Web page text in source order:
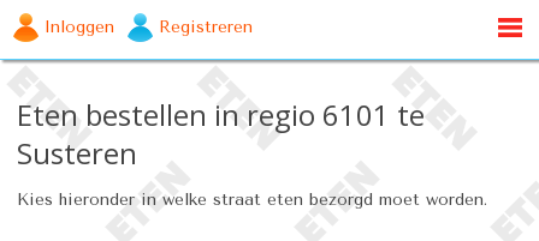
Inloggen Registreren
Eten bestellen in regio 6101 te
Susteren
Kies hieronder in welke straat eten bezorgd moet worden.